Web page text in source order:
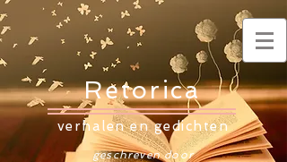
Retorica
verhalen en gedichten
geschreven door